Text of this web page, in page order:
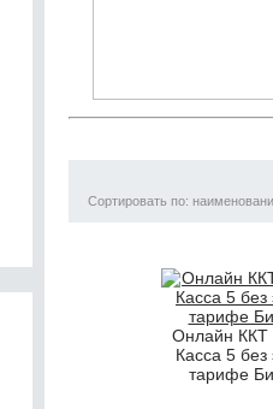
Сортировать по:
Онлайн ККТ
Касса 5 без
тарифе